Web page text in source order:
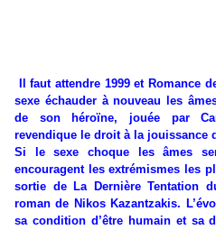
Il faut attendre 1999 et Romance
sexe échauder à nouveau les
de son héroïne, jouée par
revendique le droit à la jouissance
Si le sexe choque les âmes
encouragent les extrémismes les
sortie de La Dernière Tentation
roman de Nikos Kazantzakis.
sa condition d’être humain et sa